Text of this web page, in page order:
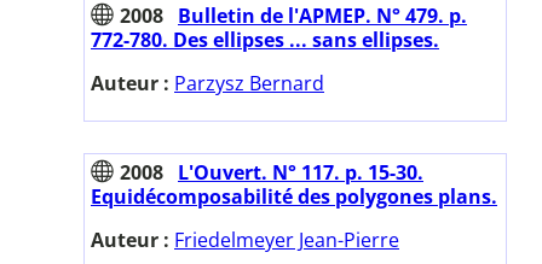
2008 Bulletin de l'APMEP. N° 479. p.
772-780. Des ellipses ... sans ellipses.
Auteur : Parzysz Bernard
2008 L'Ouvert. N° 117. p. 15-30.
Equidécomposabilité des polygones plans.
Auteur : Friedelmeyer Jean-Pierre